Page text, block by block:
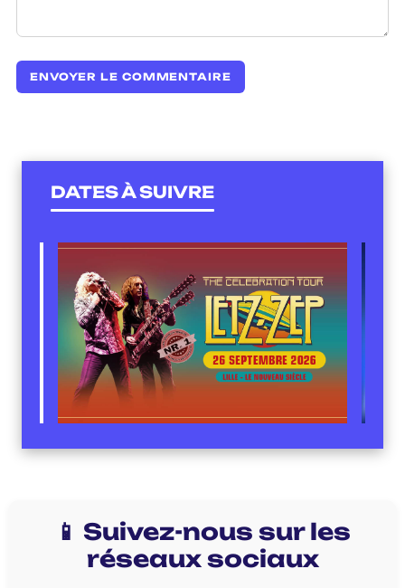
DATES À SUIVRE
📱 Suivez-nous sur les
réseaux sociaux